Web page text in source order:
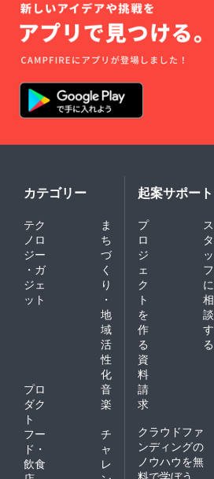
カテゴリー
テク
ノロ
ジー
・ガ
ジェ
ット
ま
ち
づ
く
り
・
地
域
活
性
化
プロ
ダク
ト
音
楽
フー
ド・
飲食
チ
ャ
レ
起案サポート
プ
ロ
ジ
ェ
ク
ト
を
作
る
ス
タ
ッ
フ
に
相
談
す
る
資
料
請
求
クラウドファ
ンディングの
ノウハウを無